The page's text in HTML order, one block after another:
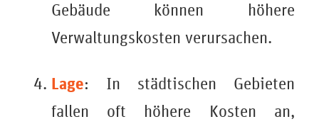
Gebäude können höhere
Verwaltungskosten verursachen.
Lage: In städtischen Gebieten
fallen oft höhere Kosten an,